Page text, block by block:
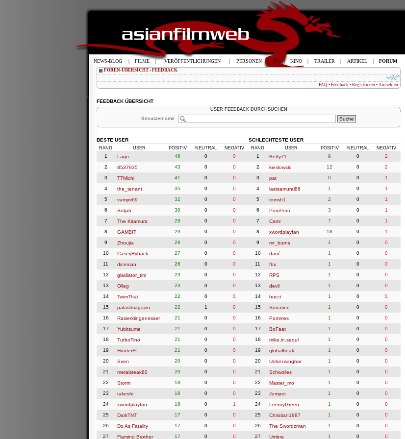
FOREN-ÜBERSICHT ‹ FEEDBACK
FAQ • Feedback • Registrieren • Anmelden
FEEDBACK ÜBERSICHT
USER FEEDBACK DURCHSUCHEN
Benutzername
BESTE USER
RANG USER POSITIV NEUTRAL NEGATIV
1 Lago 46 0
0
2
8537935 43 0
0
3
TTMichi 41 0
0
4
the_tenant 35 0
0
5
vampir69 32 0
0
6
Soljah 30 0
0
7
The Kitamura 29 0
0
8
GAMBIT 29 0
0
9
Zhoujia 29 0
0
10
CaseyRyback 27 0
0
11
diceman 26 0
0
12
gladiator_tim 23 0
0
13
Olleg 23 0
0
14
TwimThai 22 0
0
15
palastmagazin 22 1
0
16
Rasierklingenesser 21 0
0
17
Yubitsume 21 0
0
18
TurboTino 21 0
0
19
HunterFL 21 0
0
20
Sven 20 0
0
21
metalsteak80 20 0
0
22
Storm 18 0
0
23
takeshi 18 0
0
24
xwordplayfan 18 0
1
25
DarkTNT 17 0
0
26
Do As Fatality 17 0
0
27
Flaming Brother 17 0 0
SCHLECHTESTE USER
RANG USER POSITIV NEUTRAL NEGATIV
1 Betty71 9 0
2
2
kieslowski 12 0
2
3
pat 0 0
1
4
lastsamurai86 1 0
1
5
tomsh1 2 0
1
6
PomPom 3 0
1
7
Cami 7 0
1
8
xwordplayfan 18 0
1
9
mr_burns 1 0
0
10
dani´ 1 0
0
11
fbx 1 0
0
12
RPS 1 0
0
13
devil 1 0
0
14
bucci 1 0
0
15
Sonatine 1 0
0
16
Pommes 1 0
0
17
BoFaat 1 0
0
18
mike.in.seoul 1 0
0
19
globalfreak 1 0
0
20
Unbezwingbar 1 0
0
21
Schwolles 1 0
0
22
Master_mo 1 0
0
23
Jumper 1 0
0
24
LeeroyGreen 1 0
0
25
Christian1987 1 0
0
26
The Swordzman 1 0
0
27
Umbra 1 0 0
NEWS-BLOG | FILME | VERÖFFENTLICHUNGEN | PERSONEN | TV | KINO | TRAILER | ARTIKEL | FORUM